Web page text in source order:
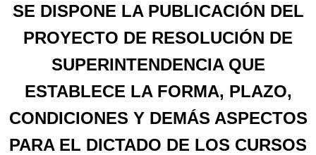
SE DISPONE LA PUBLICACIÓN DEL
PROYECTO DE RESOLUCIÓN DE
SUPERINTENDENCIA QUE
ESTABLECE LA FORMA, PLAZO,
CONDICIONES Y DEMÁS ASPECTOS
PARA EL DICTADO DE LOS CURSOS